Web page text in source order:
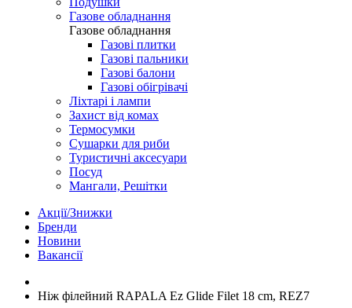
Газове обладнання
Газове обладнання
Газові плитки
Газові пальники
Газові балони
Газові обігрівачі
Ліхтарі і лампи
Захист від комах
Термосумки
Сушарки для риби
Туристичні аксесуари
Посуд
Мангали, Решітки
Акції/Знижки
Бренди
Новини
Вакансії
Ніж філейний RAPALA Ez Glide Filet 18 cm, REZ7